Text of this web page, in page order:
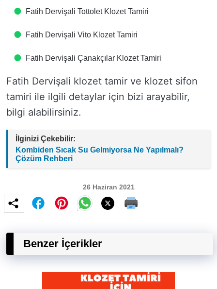
Fatih Dervişali Tottolet Klozet Tamiri
Fatih Dervişali Vito Klozet Tamiri
Fatih Dervişali Çanakçılar Klozet Tamiri
Fatih Dervişali klozet tamir ve klozet sifon
tamiri ile ilgili detaylar için bizi arayabilir,
bilgi alabilirsiniz.
İlginizi Çekebilir:
Kombiden Sıcak Su Gelmiyorsa Ne Yapılmalı?
Çözüm Rehberi
26 Haziran 2021
Benzer İçerikler